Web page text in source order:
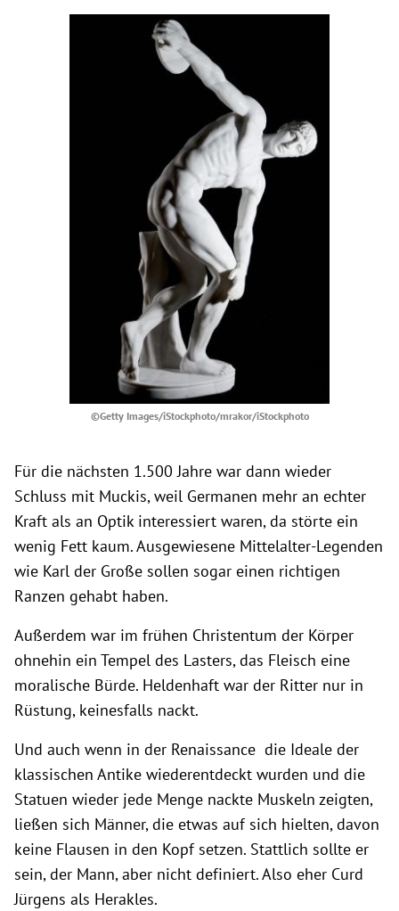
©Getty Images/iStockphoto/mrakor/iStockphoto
Für die nächsten 1.500 Jahre war dann wieder
Schluss mit Muckis, weil Germanen mehr an echter
Kraft als an Optik interessiert waren, da störte ein
wenig Fett kaum. Ausgewiesene Mittelalter-Legenden
wie Karl der Große sollen sogar einen richtigen
Ranzen gehabt haben.
Außerdem war im frühen Christentum der Körper
ohnehin ein Tempel des Lasters, das Fleisch eine
moralische Bürde. Heldenhaft war der Ritter nur in
Rüstung, keinesfalls nackt.
Und auch wenn in der Renaissance die Ideale der
klassischen Antike wiederentdeckt wurden und die
Statuen wieder jede Menge nackte Muskeln zeigten,
ließen sich Männer, die etwas auf sich hielten, davon
keine Flausen in den Kopf setzen. Stattlich sollte er
sein, der Mann, aber nicht definiert. Also eher Curd
Jürgens als Herakles.